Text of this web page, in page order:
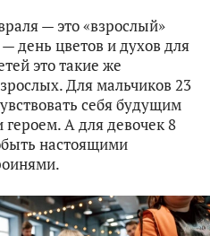
— это «взрослый»
день цветов и духов для
это такие же
Для мальчиков 23
себя будущим
А для девочек 8
настоящими